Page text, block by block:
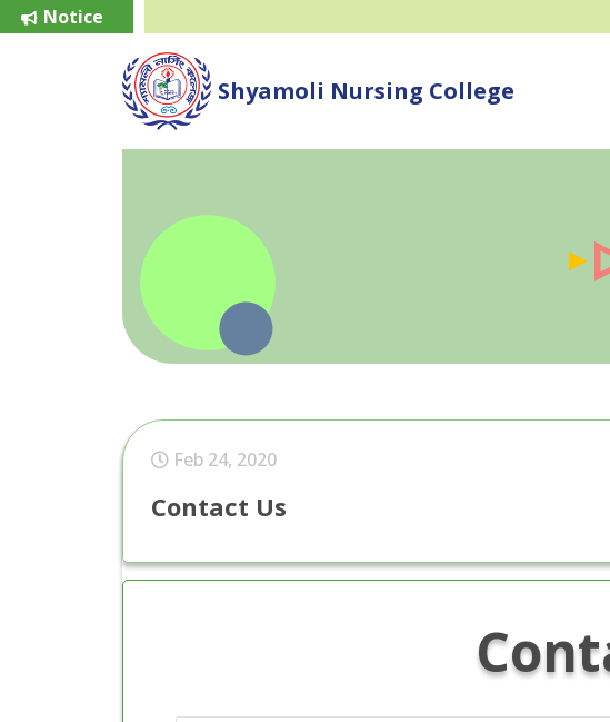
Notice
Shyamoli Nursing College
Feb 24, 2020
Contact Us